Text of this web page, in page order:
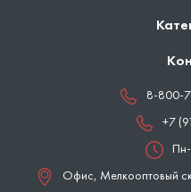
8-800-
+7
Офис, Мелкооптовый